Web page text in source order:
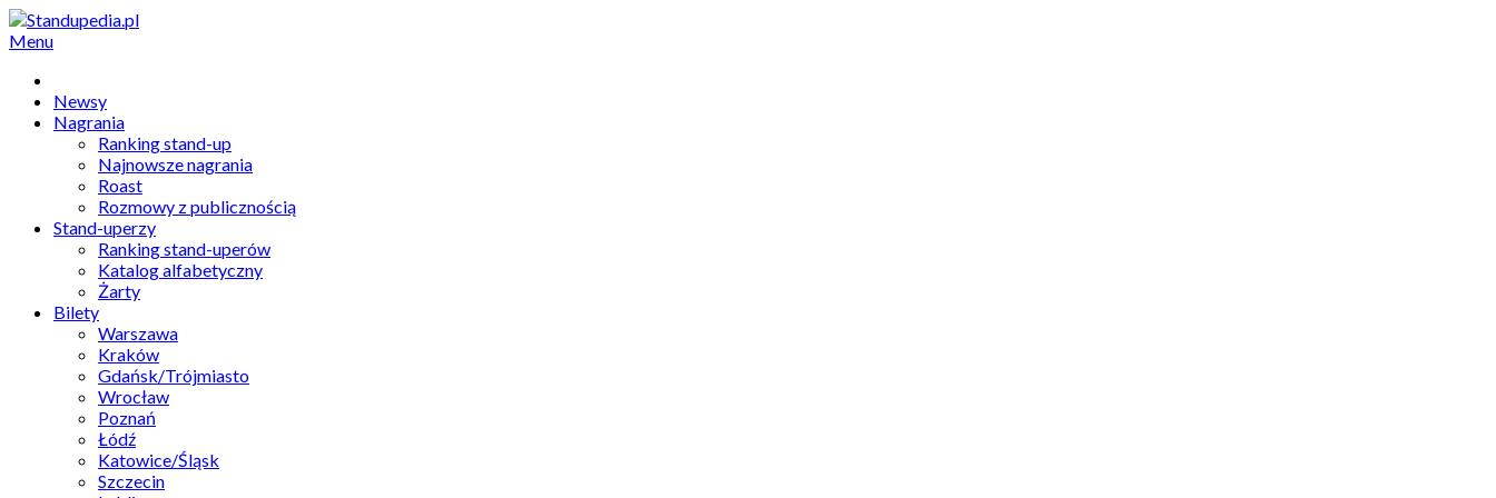
Menu
Newsy
Nagrania
Ranking stand-up
Najnowsze nagrania
Roast
Rozmowy z publicznością
Stand-uperzy
Ranking stand-uperów
Katalog alfabetyczny
Żarty
Bilety
Warszawa
Kraków
Gdańsk/Trójmiasto
Wrocław
Poznań
Łódź
Katowice/Śląsk
Szczecin